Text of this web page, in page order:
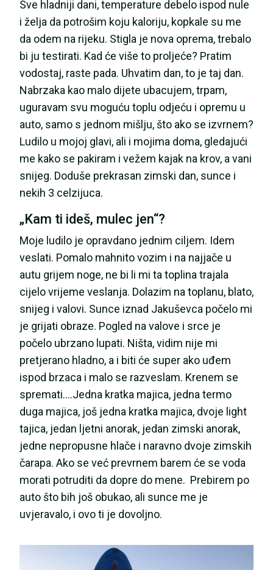
Sve hladniji dani, temperature debelo ispod nule
i želja da potrošim koju kaloriju, kopkale su me
da odem na rijeku. Stigla je nova oprema, trebalo
bi ju testirati. Kad će više to proljeće? Pratim
vodostaj, raste pada. Uhvatim dan, to je taj dan.
Nabrzaka kao malo dijete ubacujem, trpam,
uguravam svu moguću toplu odjeću i opremu u
auto, samo s jednom mišlju, što ako se izvrnem?
Ludilo u mojoj glavi, ali i mojima doma, gledajući
me kako se pakiram i vežem kajak na krov, a vani
snijeg. Doduše prekrasan zimski dan, sunce i
nekih 3 celzijuca.
„Kam ti ideš, mulec jen“?
Moje ludilo je opravdano jednim ciljem. Idem
veslati. Pomalo mahnito vozim i na najjače u
autu grijem noge, ne bi li mi ta toplina trajala
cijelo vrijeme veslanja. Dolazim na toplanu, blato,
snijeg i valovi. Sunce iznad Jakuševca počelo mi
je grijati obraze. Pogled na valove i srce je
počelo ubrzano lupati. Ništa, vidim nije mi
pretjerano hladno, a i biti će super ako uđem
ispod brzaca i malo se razveslam. Krenem se
spremati….Jedna kratka majica, jedna termo
duga majica, još jedna kratka majica, dvoje light
tajica, jedan ljetni anorak, jedan zimski anorak,
jedne nepropusne hlače i naravno dvoje zimskih
čarapa. Ako se već prevrnem barem će se voda
morati potruditi da dopre do mene. Prebirem po
auto što bih još obukao, ali sunce me je
uvjeravalo, i ovo ti je dovoljno.